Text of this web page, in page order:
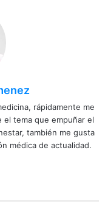
rápidamente me
tema que empuñar el
también me gusta
médica de actualidad.